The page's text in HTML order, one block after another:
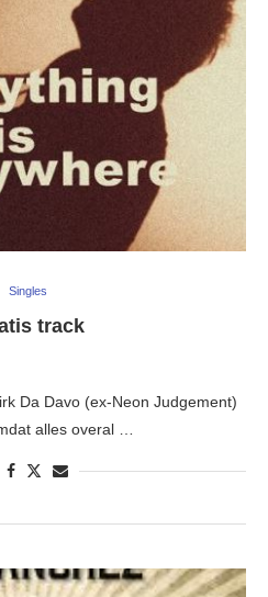
Singles
track
Da Davo (ex-Neon Judgement)
alles overal …